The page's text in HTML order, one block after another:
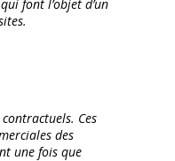
font l’objet d’un
Ces
des
une fois que